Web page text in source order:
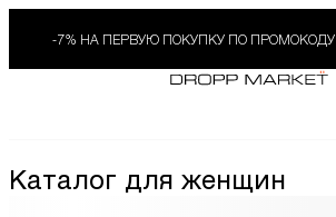
-7% НА ПЕРВУЮ ПОКУПКУ ПО ПРОМОКОДУ
Каталог для женщин